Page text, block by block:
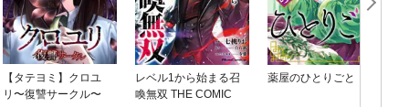
【タテヨミ】クロユ
リ〜復讐サークル〜
レベル1から始まる召
喚無双 THE COMIC
薬屋のひとりごと